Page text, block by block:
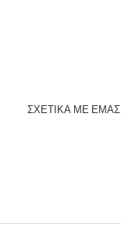
ΣΧΕΤΙΚΆ ΜΕ ΕΜΆΣ